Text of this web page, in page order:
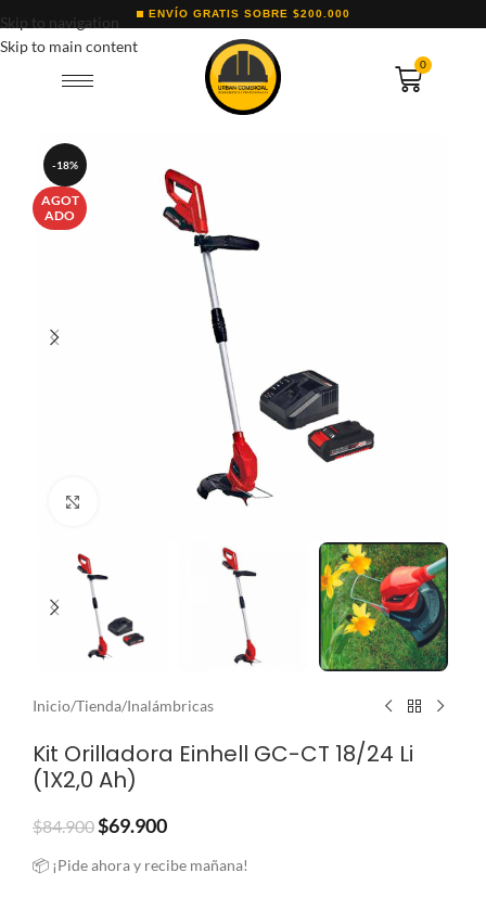
Skip to navigation
Skip to main content
ENVÍO GRATIS SOBRE $200.000
0
-18%
AGOT
ADO
Clic para ampliar
Inicio/Tienda/Inalámbricas
Kit Orilladora Einhell GC-CT 18/24 Li
(1X2,0 Ah)
$84.900$69.900
📦 ¡Pide ahora y recibe mañana!